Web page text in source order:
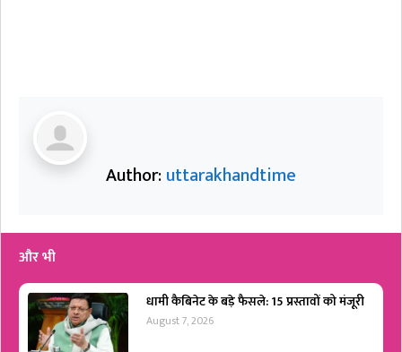
Author:uttarakhandtime
और भी
धामी कैबिनेट के बड़े फैसले: 15 प्रस्तावों को मंजूरी
August 7, 2026